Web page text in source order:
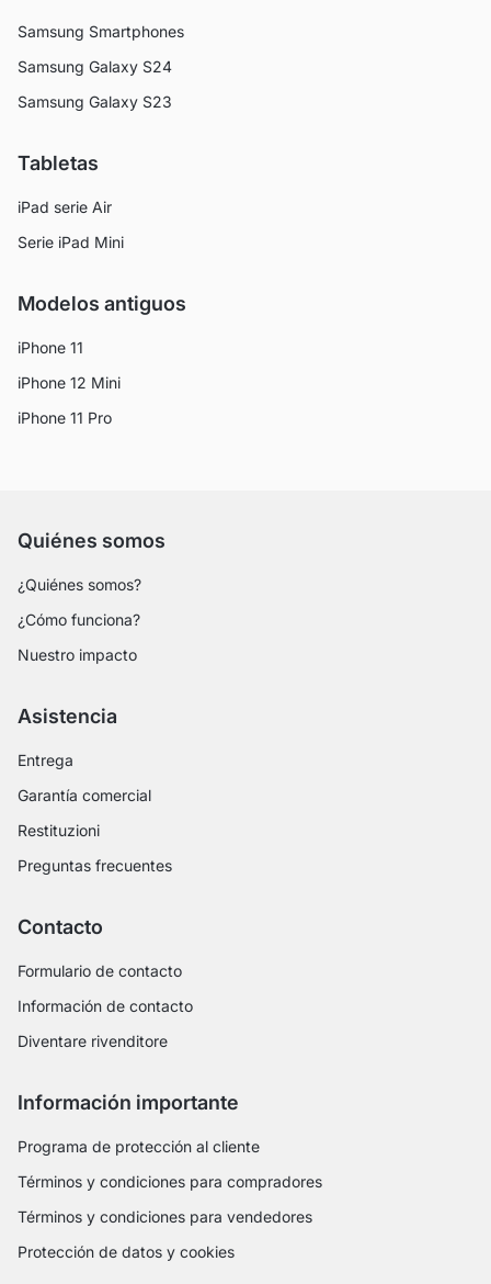
Samsung Smartphones
Samsung Galaxy S24
Samsung Galaxy S23
Tabletas
iPad serie Air
Serie iPad Mini
Modelos antiguos
iPhone 11
iPhone 12 Mini
iPhone 11 Pro
Quiénes somos
¿Quiénes somos?
¿Cómo funciona?
Nuestro impacto
Asistencia
Entrega
Garantía comercial
Restituzioni
Preguntas frecuentes
Contacto
Formulario de contacto
Información de contacto
Diventare rivenditore
Información importante
Programa de protección al cliente
Términos y condiciones para compradores
Términos y condiciones para vendedores
Protección de datos y cookies